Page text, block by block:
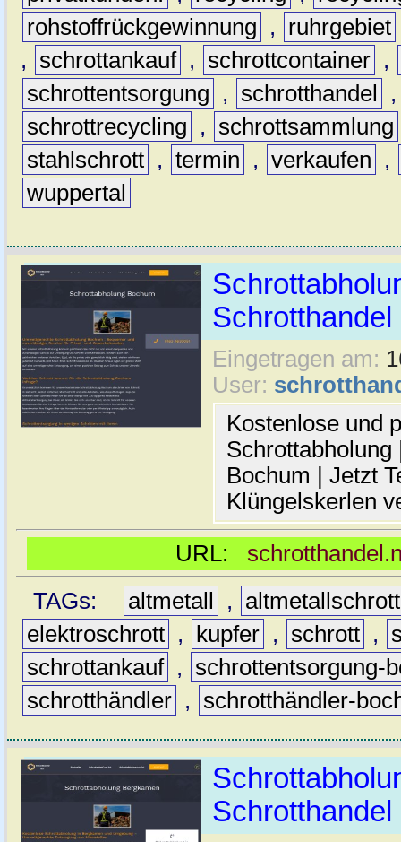
rohstoffrückgewinnung
, ruhrgebiet
,
schrottankauf , schrottcontainer ,
schrottentsorgung
, schrotthandel
schrottrecycling
, schrottsammlung
stahlschrott , termin , verkaufen
,
wuppertal
Schrotthandel
Eingetragen am:
User:
Kostenlose und
Bochum | Jetzt
Klüngelskerlen
URL:
TAGs:
altmetall ,
elektroschrott , kupfer , schrott ,
schrottankauf ,
schrottentsorgung-
schrotthändler , schrotthändler-
Schrotthandel